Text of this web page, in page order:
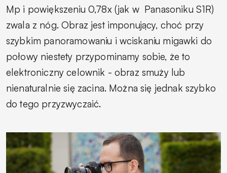
Mp i powiększeniu 0,78x (jak w Panasoniku S1R)
zwala z nóg. Obraz jest imponujący, choć przy
szybkim panoramowaniu i wciskaniu migawki do
połowy niestety przypominamy sobie, że to
elektroniczny celownik - obraz smuży lub
nienaturalnie się zacina. Można się jednak szybko
do tego przyzwyczaić.